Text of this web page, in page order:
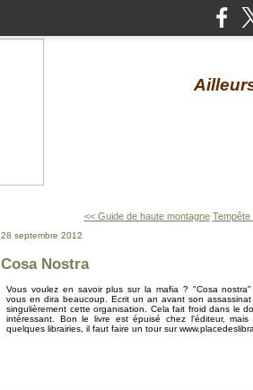
<< Guide de haute montagne Tempête
28 septembre 2012
Cosa Nostra
Vous voulez en savoir plus sur la mafia ? "Cosa
vous en dira beaucoup. Ecrit un an avant son
singulièrement cette organisation. Cela fait froid dans le
intéressant. Bon le livre est épuisé chez l'éditeur,
quelques librairies, il faut faire un tour sur